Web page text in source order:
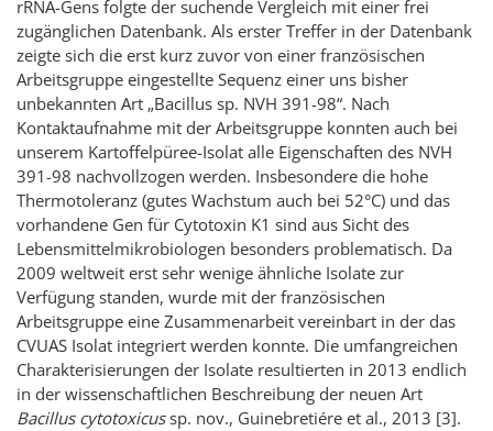
rRNA-Gens folgte der suchende Vergleich mit einer frei
zugänglichen Datenbank. Als erster Treffer in der Datenbank
zeigte sich die erst kurz zuvor von einer französischen
Arbeitsgruppe eingestellte Sequenz einer uns bisher
unbekannten Art „Bacillus sp. NVH 391-98“. Nach
Kontaktaufnahme mit der Arbeitsgruppe konnten auch bei
unserem Kartoffelpüree-Isolat alle Eigenschaften des NVH
391-98 nachvollzogen werden. Insbesondere die hohe
Thermotoleranz (gutes Wachstum auch bei 52°C) und das
vorhandene Gen für Cytotoxin K1 sind aus Sicht des
Lebensmittelmikrobiologen besonders problematisch. Da
2009 weltweit erst sehr wenige ähnliche Isolate zur
Verfügung standen, wurde mit der französischen
Arbeitsgruppe eine Zusammenarbeit vereinbart in der das
CVUAS Isolat integriert werden konnte. Die umfangreichen
Charakterisierungen der Isolate resultierten in 2013 endlich
in der wissenschaftlichen Beschreibung der neuen Art
Bacillus cytotoxicussp. nov., Guinebretiére et al., 2013 [3].